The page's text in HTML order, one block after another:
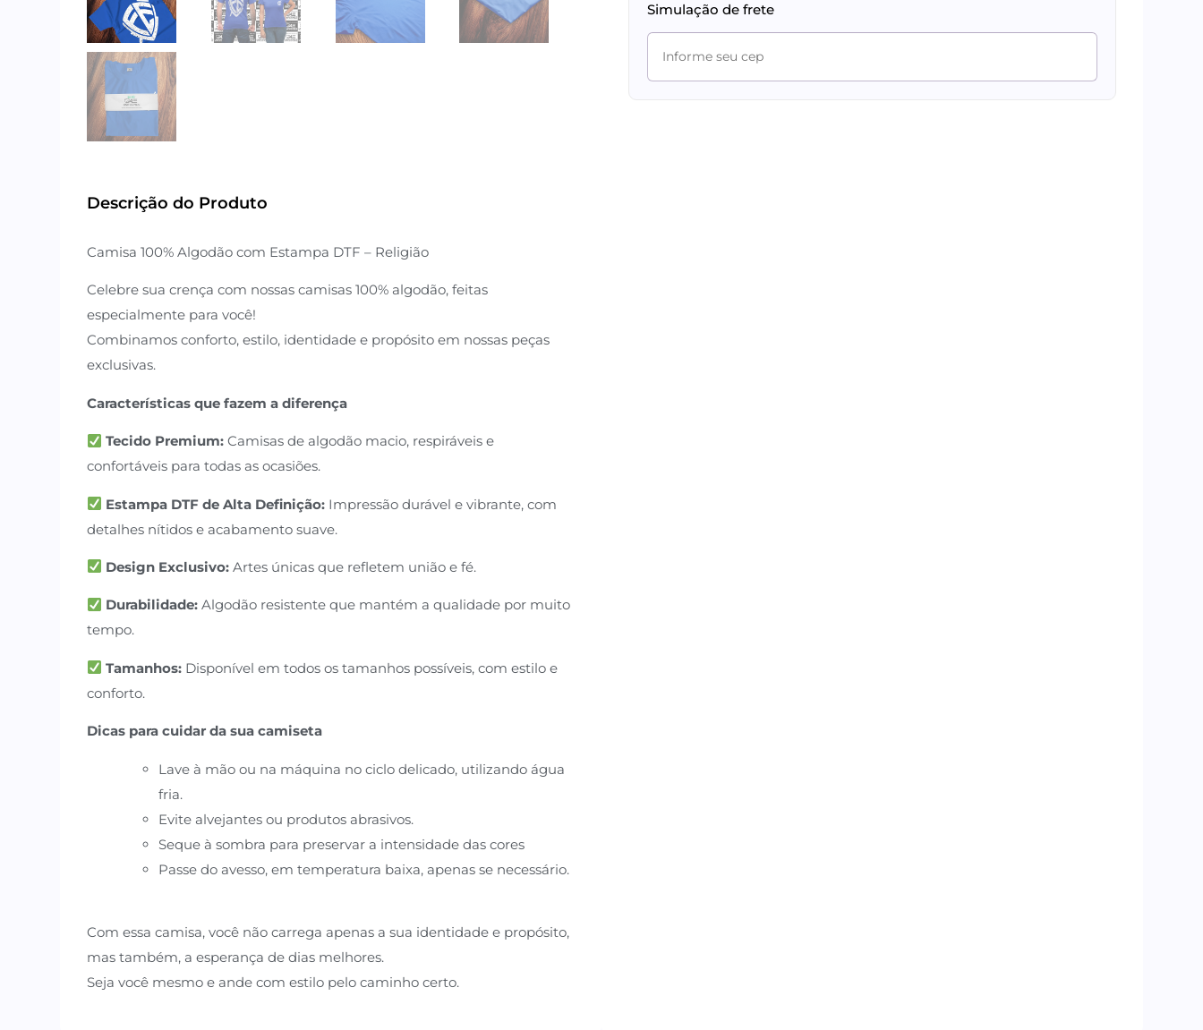
Descrição do Produto
Camisa 100% Algodão com Estampa DTF – Religião
Celebre sua crença com nossas camisas 100% algodão, feitas
especialmente para você!
Combinamos conforto, estilo, identidade e propósito em nossas peças
exclusivas.
Características que fazem a diferença
Tecido Premium: Camisas de algodão macio, respiráveis e
confortáveis para todas as ocasiões.
Estampa DTF de Alta Definição: Impressão durável e vibrante, com
detalhes nítidos e acabamento suave.
Design Exclusivo: Artes únicas que refletem união e fé.
Durabilidade: Algodão resistente que mantém a qualidade por muito
tempo.
Tamanhos: Disponível em todos os tamanhos possíveis, com estilo e
conforto.
Dicas para cuidar da sua camiseta
Lave à mão ou na máquina no ciclo delicado, utilizando água
fria.
Evite alvejantes ou produtos abrasivos.
Seque à sombra para preservar a intensidade das cores
Passe do avesso, em temperatura baixa, apenas se necessário.
Com essa camisa, você não carrega apenas a sua identidade e propósito,
mas também, a esperança de dias melhores.
Seja você mesmo e ande com estilo pelo caminho certo.
Simulação de frete